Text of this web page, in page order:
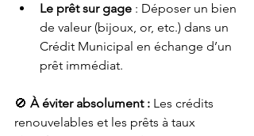
Le prêt sur gage : Déposer un bien
de valeur (bijoux, or, etc.) dans un
Crédit Municipal en échange d’un
prêt immédiat.
🚫 À éviter absolument : Les crédits
renouvelables et les prêts à taux